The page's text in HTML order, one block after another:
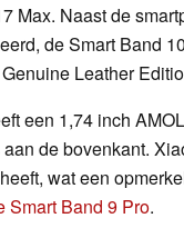
Max. Naast de
de Smart Band
Leather
een 1,74 inch
de bovenkant.
wat een
Smart Band 9 Pro.